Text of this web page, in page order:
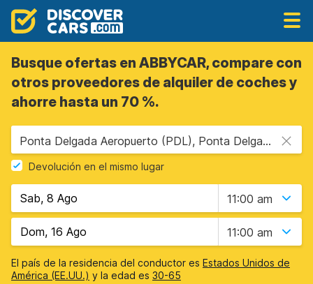
Busque ofertas en ABBYCAR, compare con
otros proveedores de alquiler de coches y
ahorre hasta un 70 %.
Ponta Delgada Aeropuerto (PDL), Ponta Delgada, Portugal Islas Azores
Devolución en el mismo lugar
11:00 am
11:00 am
El país de la residencia del conductor es Estados Unidos de
América (EE.UU.) y la edad es 30-65